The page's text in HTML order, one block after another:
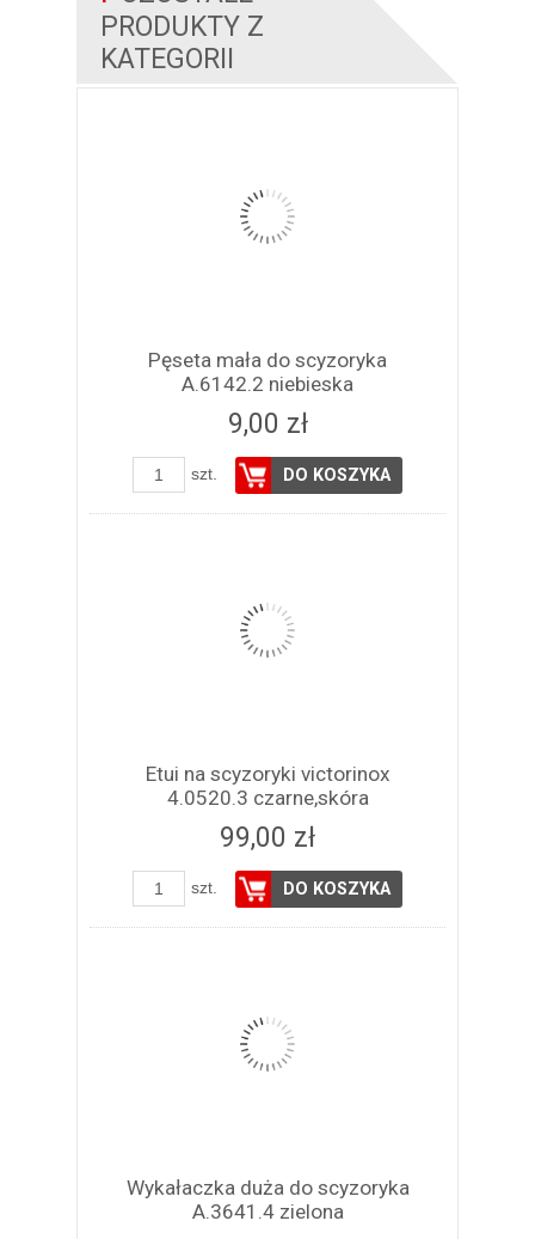
PRODUKTY Z
KATEGORII
Pęseta mała do scyzoryka
A.6142.2 niebieska
9,00 zł
szt. DO KOSZYKA
Etui na scyzoryki victorinox
4.0520.3 czarne,skóra
99,00 zł
szt. DO KOSZYKA
Wykałaczka duża do scyzoryka
A.3641.4 zielona